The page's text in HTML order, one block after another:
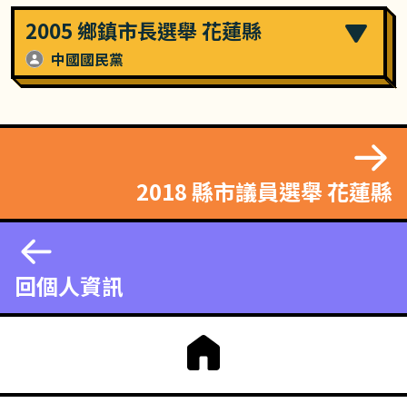
2005 鄉鎮市長選舉 花蓮縣
中國國民黨
回個人資訊
2018 縣市議員選舉 花蓮縣